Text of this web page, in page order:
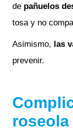
de pañuelos
tosa y no
Asimismo, las
prevenir.
roseola